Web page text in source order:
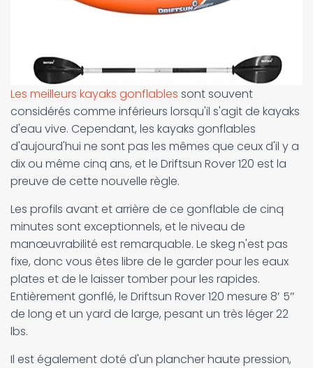
Les meilleurs kayaks gonflables sont souvent
considérés comme inférieurs lorsqu'il s'agit de kayaks
d'eau vive. Cependant, les kayaks gonflables
d'aujourd'hui ne sont pas les mêmes que ceux d'il y a
dix ou même cinq ans, et le Driftsun Rover 120 est la
preuve de cette nouvelle règle.
Les profils avant et arrière de ce gonflable de cinq
minutes sont exceptionnels, et le niveau de
manœuvrabilité est remarquable. Le skeg n'est pas
fixe, donc vous êtes libre de le garder pour les eaux
plates et de le laisser tomber pour les rapides.
Entièrement gonflé, le Driftsun Rover 120 mesure 8′ 5″
de long et un yard de large, pesant un très léger 22
lbs.
Il est également doté d'un plancher haute pression,